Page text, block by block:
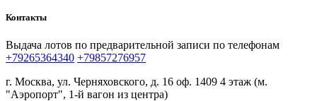
Контакты
Выдача лотов по предварительной записи по телефонам
+79265364340 +79857276957
г. Москва, ул. Черняховского, д. 16 оф. 1409 4 этаж (м.
"Аэропорт", 1-й вагон из центра)